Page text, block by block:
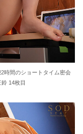
時間のショートタイム密会
14枚目